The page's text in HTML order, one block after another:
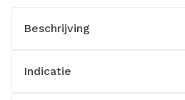
Beschrijving
Indicatie